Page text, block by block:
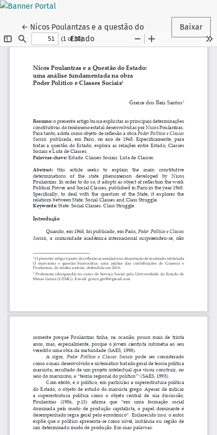
← Voltar aos Detalhes do Artigo
Nicos Poulantzas e a questão do
Estado
Baixar